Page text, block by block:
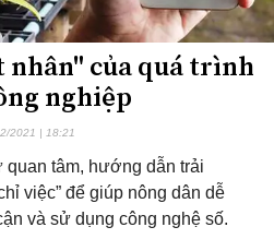
nhân" của quá trình
nghiệp
2021 | 18:21
tâm, hướng dẫn trải
việc” để giúp nông dân dễ
và sử dụng công nghệ số.